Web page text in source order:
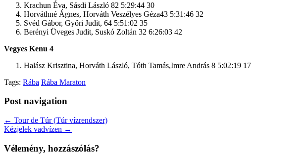
Krachun Éva, Sásdi László 82 5:29:44 30
Horváthné Ágnes, Horváth Veszélyes Géza43 5:31:46 32
Svéd Gábor, Győri Judit, 64 5:51:02 35
Berényi Üveges Judit, Suskó Zoltán 32 6:26:03 42
Vegyes Kenu 4
Halász Krisztina, Horváth László, Tóth Tamás,Imre András 8 5:02:19 17
Tags: Rába Rába Maraton
Post navigation
← Tour de Túr (Túr vízrendszer)
Kézjelek vadvízen →
Vélemény, hozzászólás?